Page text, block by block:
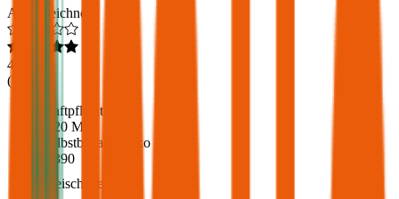
Ausgezeichnet
4,6
(
Haftpflicht
€ 20 Mio.
Selbstbehalt Kasko
€ 390
Freischaden